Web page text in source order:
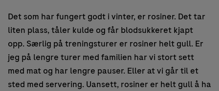
Det som har fungert godt i vinter, er rosiner. Det tar
liten plass, tåler kulde og får blodsukkeret kjapt
opp. Særlig på treningsturer er rosiner helt gull. Er
jeg på lengre turer med familien har vi stort sett
med mat og har lengre pauser. Eller at vi går til et
sted med servering. Uansett, rosiner er helt gull å ha